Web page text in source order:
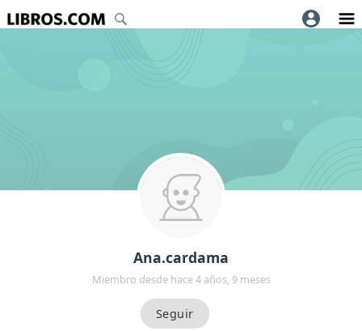
Ana.cardama
Miembro desde hace 4 años, 9 meses